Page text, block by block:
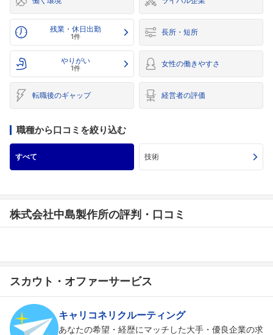
残業・休日出勤
1件 長所・短所
やりがい
1件 女性の働きやすさ
転職後のギャップ 経営者の評価
職種から口コミを絞り込む
すべて 技術
株式会社中島製作所の評判・口コミ
スカウト・オファーサービス
キャリコネリクルーティング
あなたの希望・経歴にマッチした大手・優良企業の求